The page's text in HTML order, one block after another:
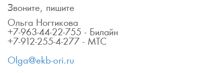
Звоните, пишите
Ольга Ногтикова
+7-963-44-22-755 - Билайн
+7-912-255-4-277 - МТС
Olga@ekb-ori.ru